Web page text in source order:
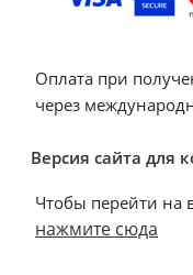
Оплата при
через
Версия сайта для
Чтобы перейти на
нажмите сюда